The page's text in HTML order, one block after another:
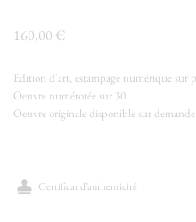
160,00 €
Edition d'art, estampage numérique sur
Oeuvre numérotée sur 30
Oeuvre originale disponible sur demande
Certificat d’authenticité